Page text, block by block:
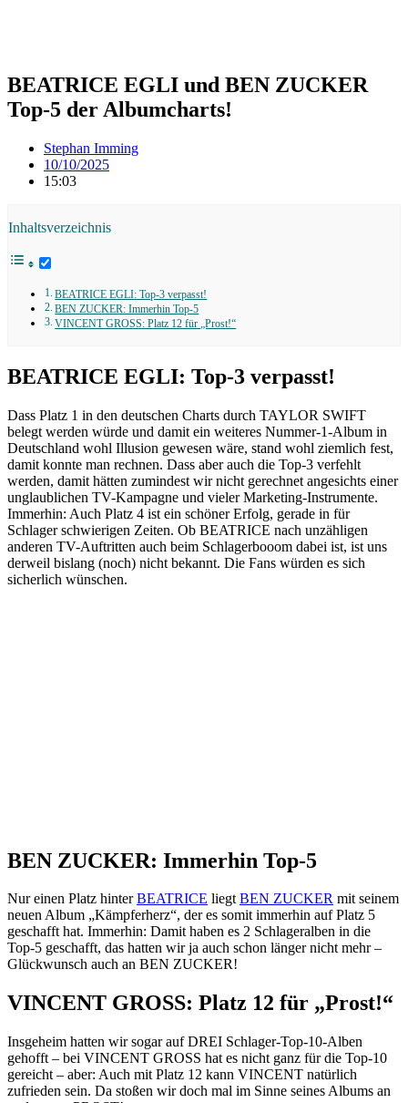
BEATRICE EGLI und BEN ZUCKER
Top-5 der Albumcharts!
Stephan Imming
10/10/2025
15:03
Inhaltsverzeichnis
BEATRICE EGLI: Top-3 verpasst!
BEN ZUCKER: Immerhin Top-5
VINCENT GROSS: Platz 12 für „Prost!“
BEATRICE EGLI: Top-3 verpasst!
Dass Platz 1 in den deutschen Charts durch TAYLOR SWIFT
belegt werden würde und damit ein weiteres Nummer-1-Album in
Deutschland wohl Illusion gewesen wäre, stand wohl ziemlich fest,
damit konnte man rechnen. Dass aber auch die Top-3 verfehlt
werden, damit hätten zumindest wir nicht gerechnet angesichts einer
unglaublichen TV-Kampagne und vieler Marketing-Instrumente.
Immerhin: Auch Platz 4 ist ein schöner Erfolg, gerade in für
Schlager schwierigen Zeiten. Ob BEATRICE nach unzähligen
anderen TV-Auftritten auch beim Schlagerbooom dabei ist, ist uns
derweil bislang (noch) nicht bekannt. Die Fans würden es sich
sicherlich wünschen.
BEN ZUCKER: Immerhin Top-5
Nur einen Platz hinterBEATRICE liegtBEN ZUCKER mit seinem
neuen Album „Kämpferherz“, der es somit immerhin auf Platz 5
geschafft hat. Immerhin: Damit haben es 2 Schlageralben in die
Top-5 geschafft, das hatten wir ja auch schon länger nicht mehr –
Glückwunsch auch an BEN ZUCKER!
VINCENT GROSS: Platz 12 für „Prost!“
Insgeheim hatten wir sogar auf DREI Schlager-Top-10-Alben
gehofft – bei VINCENT GROSS hat es nicht ganz für die Top-10
gereicht – aber: Auch mit Platz 12 kann VINCENT natürlich
zufrieden sein. Da stoßen wir doch mal im Sinne seines Albums an